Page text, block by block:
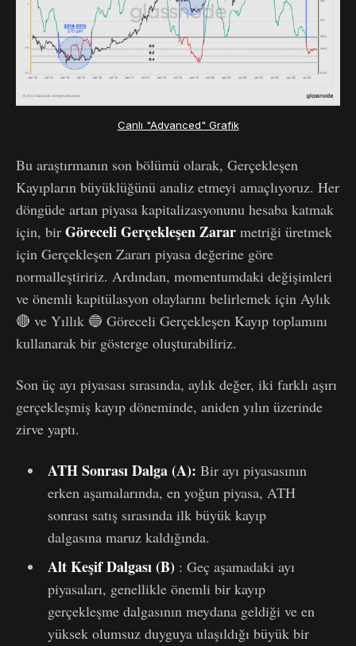
Canlı "Advanced" Grafik
Bu araştırmanın son bölümü olarak, Gerçekleşen
Kayıpların büyüklüğünü analiz etmeyi amaçlıyoruz. Her
döngüde artan piyasa kapitalizasyonunu hesaba katmak
için, bir Göreceli Gerçekleşen Zarar metriği üretmek
için Gerçekleşen Zararı piyasa değerine göre
normalleştiririz. Ardından, momentumdaki değişimleri
ve önemli kapitülasyon olaylarını belirlemek için Aylık
🔴 ve Yıllık 🔵 Göreceli Gerçekleşen Kayıp toplamını
kullanarak bir gösterge oluşturabiliriz.
Son üç ayı piyasası sırasında, aylık değer, iki farklı aşırı
gerçekleşmiş kayıp döneminde, aniden yılın üzerinde
zirve yaptı.
ATH Sonrası Dalga (A): Bir ayı piyasasının
erken aşamalarında, en yoğun piyasa, ATH
sonrası satış sırasında ilk büyük kayıp
dalgasına maruz kaldığında.
Alt Keşif Dalgası (B) : Geç aşamadaki ayı
piyasaları, genellikle önemli bir kayıp
gerçekleşme dalgasının meydana geldiği ve en
yüksek olumsuz duyguya ulaşıldığı büyük bir